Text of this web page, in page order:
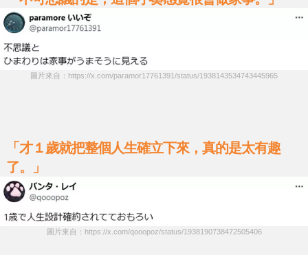
圖片來自：https://x.com/paramor17761391/status/1938143534743445965
「才１歲就把整個人生確立下來，真的是太有趣
了。」
圖片來自：https://x.com/qooopoz/status/1938190738472505406